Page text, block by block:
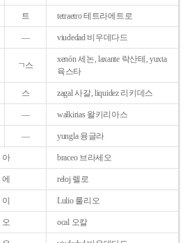
트 tetraetro 테트라에트로
― viudedad 비우데다드
ㄱ스
xenón 세논, laxante 락산테, yuxta
육스타
스 zagal 사갈, liquidez 리키데스
― walkirias 왈키리아스
― yungla 융글라
아 braceo 브라세오
에 reloj 렐로
이 Lulio 룰리오
오 ocal 오칼